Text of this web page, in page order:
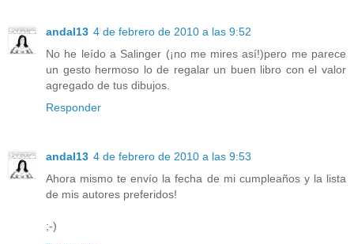
andal13 4 de febrero de 2010 a las 9:52
No he leído a Salinger (¡no me mires así!)pero me parece
un gesto hermoso lo de regalar un buen libro con el valor
agregado de tus dibujos.
Responder
andal13 4 de febrero de 2010 a las 9:53
Ahora mismo te envío la fecha de mi cumpleaños y la lista
de mis autores preferidos!
;-)